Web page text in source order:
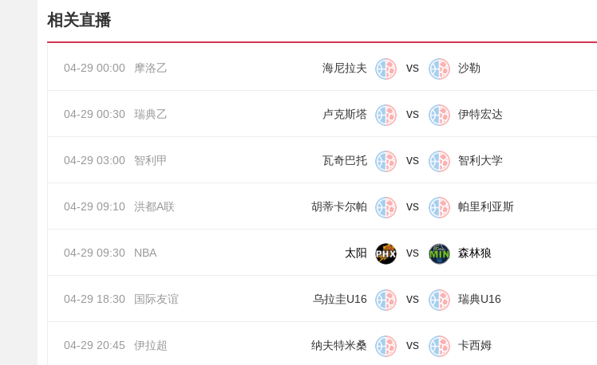
相关直播
04-29 00:00 摩洛乙 海尼拉夫 vs 沙勒
04-29 00:30 瑞典乙 卢克斯塔 vs 伊特宏达
04-29 03:00 智利甲 瓦奇巴托 vs 智利大学
04-29 09:10 洪都A联 胡蒂卡尔帕 vs 帕里利亚斯
04-29 09:30 NBA 太阳 vs 森林狼
04-29 18:30 国际友谊 乌拉圭U16 vs 瑞典U16
04-29 20:45 伊拉超 纳夫特米桑 vs 卡西姆